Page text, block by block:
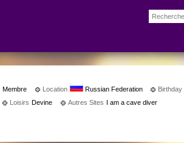
Membre Location Russian Federation Birthday
Loisirs Devine Autres Sites I am a cave diver